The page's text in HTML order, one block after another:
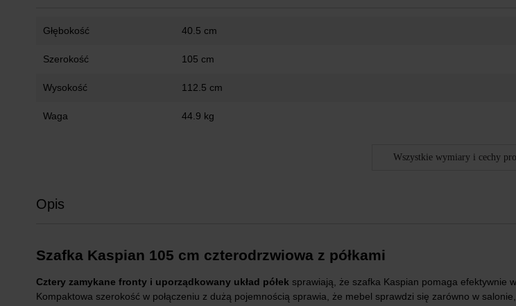
Głębokość 40.5 cm
Szerokość 105 cm
Wysokość 112.5 cm
Waga 44.9 kg
Wszystkie wymiary i cechy
Opis
Szafka Kaspian 105 cm czterodrzwiowa z półkami
Cztery zamykane fronty i uporządkowany układ półek sprawiają, że szafka Kaspian pomaga efektywnie
Kompaktowa szerokość w połączeniu z dużą pojemnością sprawia, że mebel sprawdzi się zarówno w